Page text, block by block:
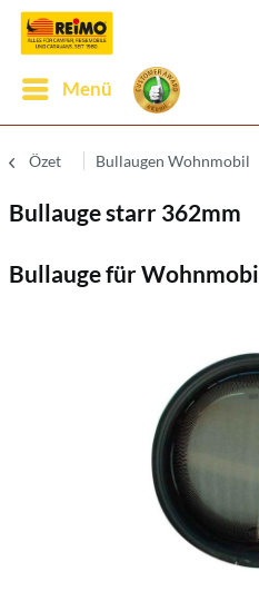
Menü
Özet Bullaugen Wohnmobil
Bullauge starr 362mm
Bullauge für